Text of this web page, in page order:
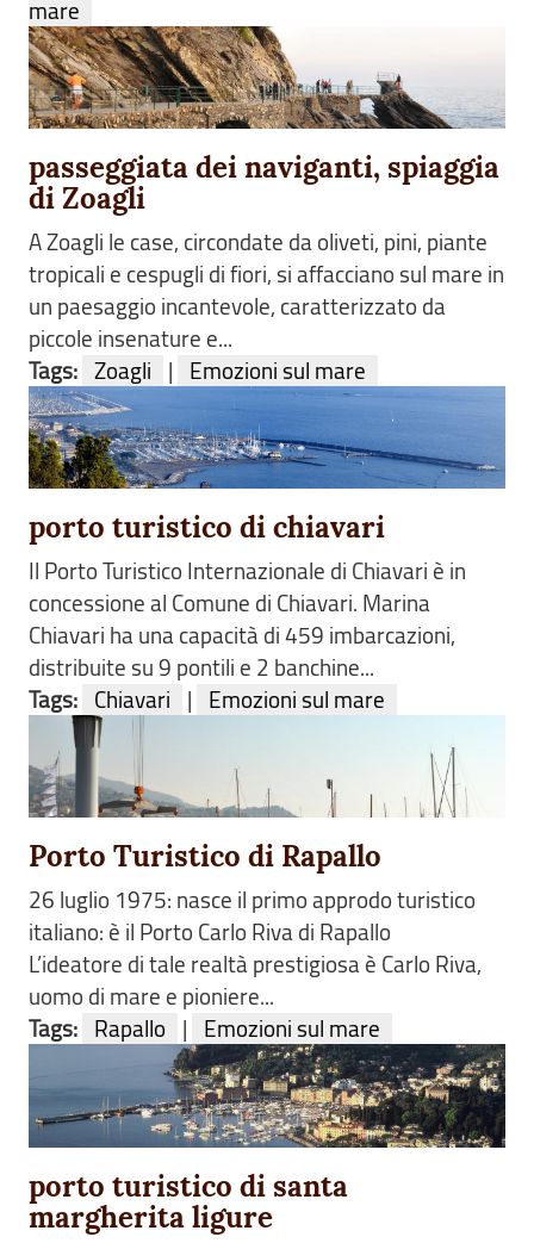
mare
passeggiata dei naviganti, spiaggia
di Zoagli
A Zoagli le case, circondate da oliveti, pini, piante
tropicali e cespugli di fiori, si affacciano sul mare in
un paesaggio incantevole, caratterizzato da
piccole insenature e...
Tags: Zoagli | Emozioni sul mare
porto turistico di chiavari
Il Porto Turistico Internazionale di Chiavari è in
concessione al Comune di Chiavari. Marina
Chiavari ha una capacità di 459 imbarcazioni,
distribuite su 9 pontili e 2 banchine...
Tags: Chiavari | Emozioni sul mare
Porto Turistico di Rapallo
26 luglio 1975: nasce il primo approdo turistico
italiano: è il Porto Carlo Riva di Rapallo
L’ideatore di tale realtà prestigiosa è Carlo Riva,
uomo di mare e pioniere...
Tags: Rapallo | Emozioni sul mare
porto turistico di santa
margherita ligure